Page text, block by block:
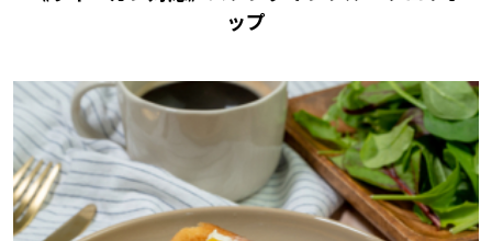
ップ